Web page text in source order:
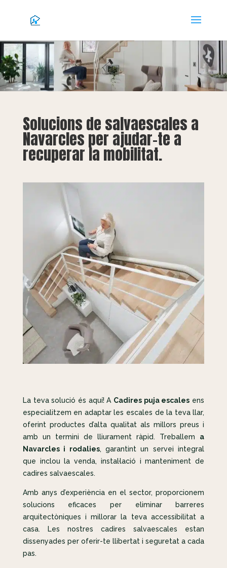
Solucions de salvaescales a
Navarcles per ajudar-te a
recuperar la mobilitat.
La teva solució és aquí! A Cadires puja escales ens
especialitzem en adaptar les escales de la teva llar,
oferint productes d’alta qualitat als millors preus i
amb un termini de lliurament ràpid. Treballem a
Navarcles i rodalies, garantint un servei integral
que inclou la venda, instal·lació i manteniment de
cadires salvaescales.
Amb anys d’experiència en el sector, proporcionem
solucions eficaces per eliminar barreres
arquitectòniques i millorar la teva accessibilitat a
casa. Les nostres cadires salvaescales estan
dissenyades per oferir-te llibertat i seguretat a cada
pas.